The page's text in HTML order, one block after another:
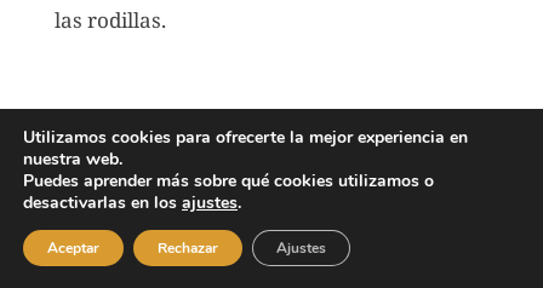
las rodillas.
Utilizamos cookies para ofrecerte la mejor experiencia en
nuestra web.
Puedes aprender más sobre qué cookies utilizamos o
desactivarlas en los ajustes.
Aceptar Rechazar Ajustes